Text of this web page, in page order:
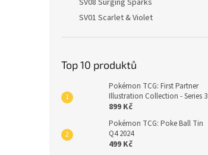
SV08 Surging Sparks
SV01 Scarlet & Violet
Top 10 produktů
Pokémon TCG: First Partner
Illustration Collection - Series 3
899 Kč
Pokémon TCG: Poke Ball Tin
Q4 2024
499 Kč